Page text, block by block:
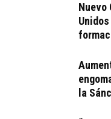
Nuevo
la